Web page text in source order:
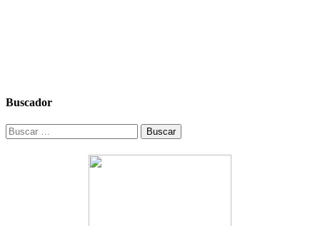
Buscador
Buscar: